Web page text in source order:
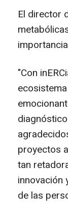
El director
"Con
proyectos
tan
innovación
de las